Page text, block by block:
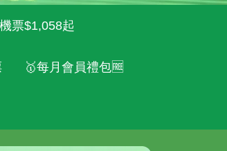
票$1,058起
🥇每月會員禮包🆓